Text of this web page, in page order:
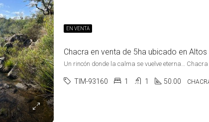
EN VENTA
TIM-93160 1 1 50.00